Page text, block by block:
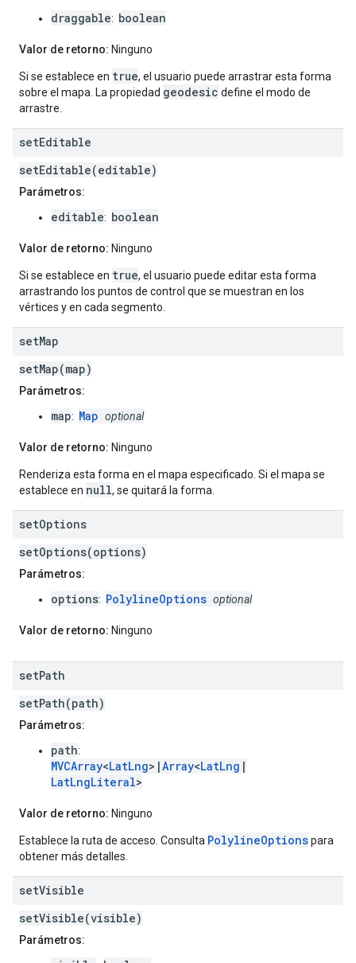
draggable: boolean
Valor de retorno: Ninguno
Si se establece en true, el usuario puede arrastrar esta forma
sobre el mapa. La propiedad geodesic define el modo de
arrastre.
setEditable
setEditable(editable)
Parámetros:
editable: boolean
Valor de retorno: Ninguno
Si se establece en true, el usuario puede editar esta forma
arrastrando los puntos de control que se muestran en los
vértices y en cada segmento.
setMap
setMap(map)
Parámetros:
map: Map optional
Valor de retorno: Ninguno
Renderiza esta forma en el mapa especificado. Si el mapa se
establece en null, se quitará la forma.
setOptions
setOptions(options)
Parámetros:
options: PolylineOptions optional
Valor de retorno: Ninguno
setPath
setPath(path)
Parámetros:
path:
MVCArray<LatLng>|Array<LatLng |
LatLngLiteral>
Valor de retorno: Ninguno
Establece la ruta de acceso. Consulta PolylineOptionspara
obtener más detalles.
setVisible
setVisible(visible)
Parámetros: